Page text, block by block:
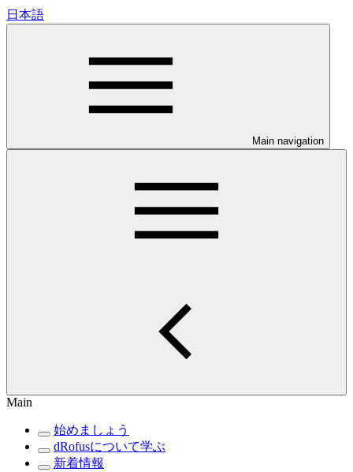
日本語
Main navigation
Main
始めましょう
dRofusについて学ぶ
新着情報